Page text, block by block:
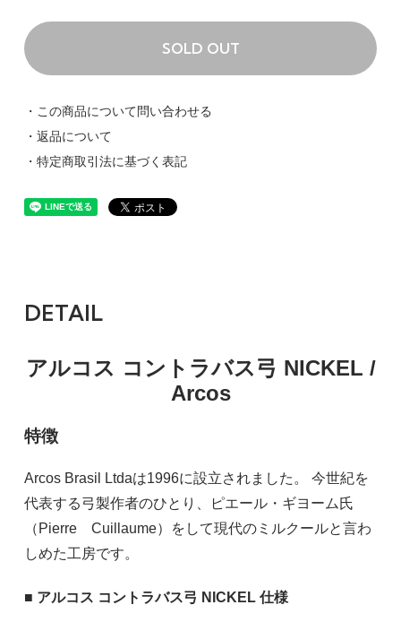
SOLD OUT
・この商品について問い合わせる
・返品について
・特定商取引法に基づく表記
DETAIL
アルコス コントラバス弓 NICKEL /
Arcos
特徴
Arcos Brasil Ltdaは1996に設立されました。 今世紀を
代表する弓製作者のひとり、ピエール・ギヨーム氏
（Pierre Cuillaume）をして現代のミルクールと言わ
しめた工房です。
■ アルコス コントラバス弓 NICKEL 仕様